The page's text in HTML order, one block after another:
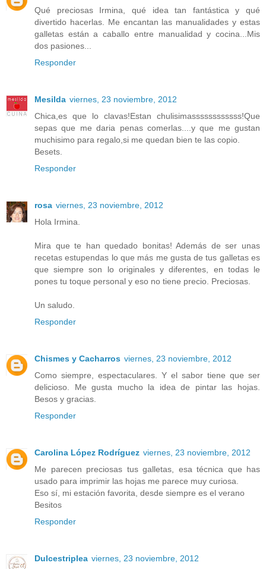
Qué preciosas Irmina, qué idea tan fantástica y qué
divertido hacerlas. Me encantan las manualidades y estas
galletas están a caballo entre manualidad y cocina...Mis
dos pasiones...
Responder
Mesilda viernes, 23 noviembre, 2012
Chica,es que lo clavas!Estan chulisimassssssssssss!Que
sepas que me daria penas comerlas....y que me gustan
muchisimo para regalo,si me quedan bien te las copio.
Besets.
Responder
rosa viernes, 23 noviembre, 2012
Hola Irmina.
Mira que te han quedado bonitas! Además de ser unas
recetas estupendas lo que más me gusta de tus galletas es
que siempre son lo originales y diferentes, en todas le
pones tu toque personal y eso no tiene precio. Preciosas.
Un saludo.
Responder
Chismes y Cacharros viernes, 23 noviembre, 2012
Como siempre, espectaculares. Y el sabor tiene que ser
delicioso. Me gusta mucho la idea de pintar las hojas.
Besos y gracias.
Responder
Carolina López Rodríguez viernes, 23 noviembre, 2012
Me parecen preciosas tus galletas, esa técnica que has
usado para imprimir las hojas me parece muy curiosa.
Eso sí, mi estación favorita, desde siempre es el verano
Besitos
Responder
Dulcestriplea viernes, 23 noviembre, 2012